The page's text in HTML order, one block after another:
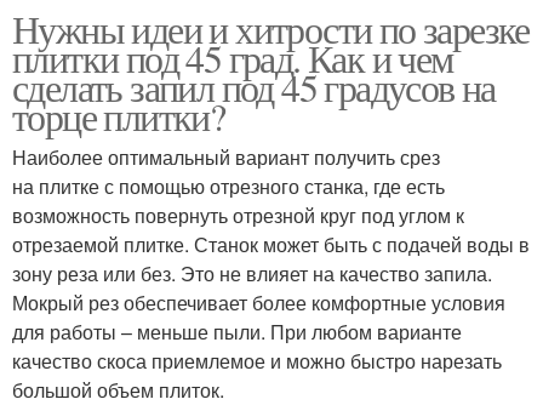
Нужны идеи и хитрости по зарезке
плитки под 45 град. Как и чем
сделать запил под 45 градусов на
торце плитки?
Наиболее оптимальный вариант получить срез
на плитке с помощью отрезного станка, где есть
возможность повернуть отрезной круг под углом к
отрезаемой плитке. Станок может быть с подачей воды в
зону реза или без. Это не влияет на качество запила.
Мокрый рез обеспечивает более комфортные условия
для работы – меньше пыли. При любом варианте
качество скоса приемлемое и можно быстро нарезать
большой объем плиток.